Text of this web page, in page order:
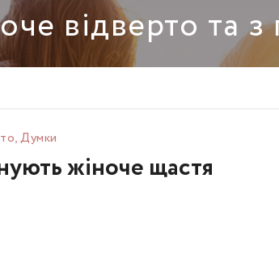
відверто та
,Думки
жіноче щастя